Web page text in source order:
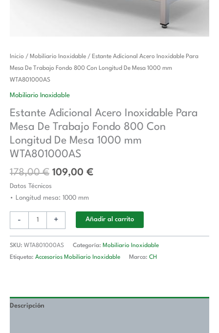
Inicio / Mobiliario Inoxidable / Estante Adicional Acero Inoxidable Para
Mesa De Trabajo Fondo 800 Con Longitud De Mesa 1000 mm
WTA801000AS
Mobiliario Inoxidable
Estante Adicional Acero Inoxidable Para
Mesa De Trabajo Fondo 800 Con
Longitud De Mesa 1000 mm
WTA801000AS
178,00€
El
precio
era:
109,00 €
El
precio
Datos Técnicos
• Longitud mesa: 1000 mm
-
Estante
Adicional
Acero
Inoxidable
Mesa
De
Trabajo
Fondo
Con
Longitud
De
1000
WTA801000AS
cantidad
+ Añadir al carrito
SKU: WTA801000AS Categoría: Mobiliario Inoxidable
Etiqueta: Accesorios Mobiliario Inoxidable Marca: CH
Descripción